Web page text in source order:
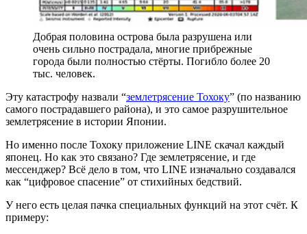
Добрая половина острова была разрушена или
очень сильно пострадала, многие прибрежные
города были полностью стёрты. Погибло более 20
тыс. человек.
Эту катастрофу назвали “землетрясение Тохоку” (по названию
самого пострадавшего района), и это самое разрушительное
землетрясение в истории Японии.
Но именно после Тохоку приложение LINE скачал каждый
японец. Но как это связано? Где землетрясение, и где
мессенджер? Всё дело в том, что LINE изначально создавался
как “цифровое спасение” от стихийных бедствий.
У него есть целая пачка специальных функций на этот счёт. К
примеру: